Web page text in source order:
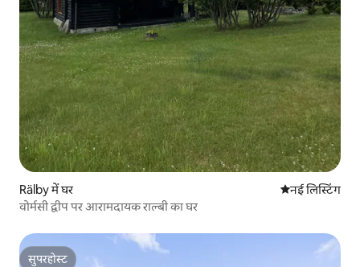
Rälby में घर ठहरने की नई
नई लिस्टिंग
वोर्मसी द्वीप पर आरामदायक राल्बी का घर
सुपरहोस्ट